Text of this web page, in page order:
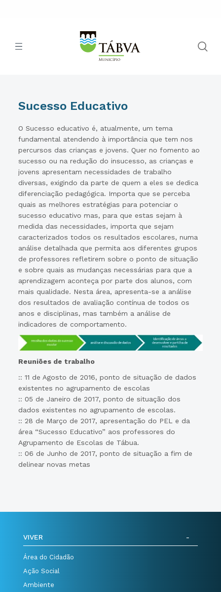
Sucesso Educativo
O Sucesso educativo é, atualmente, um tema
fundamental atendendo à importância que tem nos
percursos das crianças e jovens. Quer no fomento ao
sucesso ou na redução do insucesso, as crianças e
jovens apresentam necessidades de trabalho
diversas, exigindo da parte de quem a eles se dedica
diferenciação pedagógica. Importa que se perceba
quais as melhores estratégias para potenciar o
sucesso educativo mas, para que estas sejam à
medida das necessidades, importa que sejam
caracterizados todos os resultados escolares, numa
análise detalhada que permita aos diferentes grupos
de professores refletirem sobre o ponto de situação
e sobre quais as mudanças necessárias para que a
aprendizagem aconteça por parte dos alunos, com
mais qualidade. Nesta área, apresenta-se a análise
dos resultados de avaliação contínua de todos os
anos e disciplinas, mas também a análise de
indicadores de comportamento.
Reuniões de trabalho
:: 11 de Agosto de 2016, ponto de situação de dados
existentes no agrupamento de escolas
:: 05 de Janeiro de 2017, ponto de situação dos
dados existentes no agrupamento de escolas.
:: 28 de Março de 2017, apresentação do PEL e da
área “Sucesso Educativo” aos professores do
Agrupamento de Escolas de Tábua.
:: 06 de Junho de 2017, ponto de situação a fim de
delinear novas metas
VIVER
Área do Cidadão
Ação Social
Ambiente